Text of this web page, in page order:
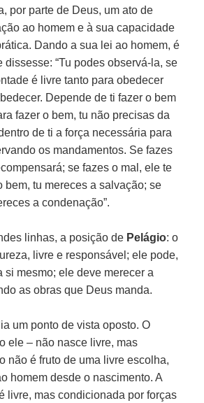
por parte de Deus, um ato de
ao homem e à sua capacidade
Dando a sua lei ao homem, é
dissesse: “Tu podes observá-la, se
é livre tanto para obedecer
Depende de ti fazer o bem
fazer o bem, tu não precisas da
de ti a força necessária para
os mandamentos. Se fazes
se fazes o mal, ele te
bem, tu mereces a salvação; se
a condenação”.
linhas, a posição de Pelágio: o
livre e responsável; ele pode,
si mesmo; ele deve merecer a
as obras que Deus manda.
um ponto de vista oposto. O
ele – não nasce livre, mas
não é fruto de uma livre escolha,
homem desde o nascimento. A
livre, mas condicionada por forças